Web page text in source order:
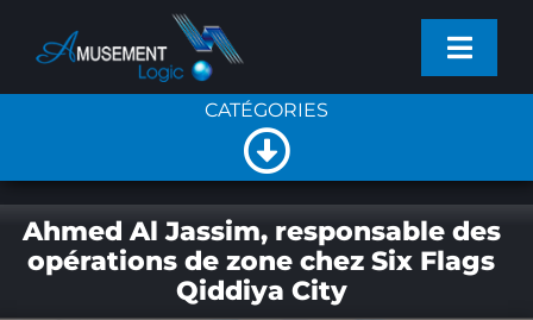
PRODUITS
CATÉGORIES
Toggle
Navigation
NOUVELLES GÉNÉRALES
NOUVELLES DE L’ENTREPRISE
Ahmed Al Jassim, responsable des
opérations de zone chez Six Flags
Qiddiya City